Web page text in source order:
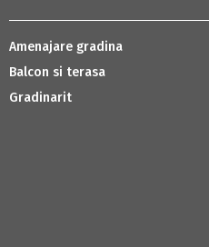
Amenajare gradina
Balcon si terasa
Gradinarit